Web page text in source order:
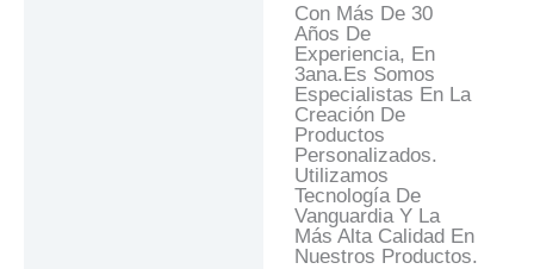
Con Más De 30
Años De
Experiencia, En
3ana.es Somos
Especialistas En La
Creación De
Productos
Personalizados.
Utilizamos
Tecnología De
Vanguardia Y La
Más Alta Calidad En
Nuestros Productos.